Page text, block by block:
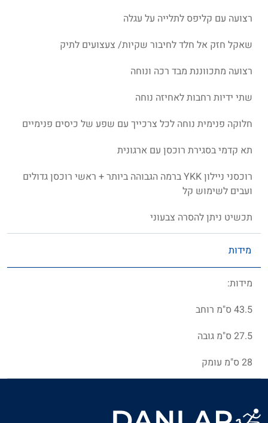
רצועה עם קליפס לתלייה על עגלה
שאקל חזק אל חלד לחיבור שקיות/ צעצועים לתיק
רצועה מתכווננת מבד רכה ונוחה
שתי ידיות רחבות לאחיזה נוחה
חלוקה פנימית נוחה לכל צרכייך עם שפע של כיסים פנימיים
תא קדמי בסגירת רוכסן עם ארגונית
רוכסני ניילון YKK ברמה הגבוהה ביותר + ראשי רוכסן גדולים
ועבים לשימוש קל
תכשיט ניתן להסרה צבעוני
מידות
מידות:
43.5 ס"מ רוחב
27.5 ס"מ גובה
28 ס"מ עומק